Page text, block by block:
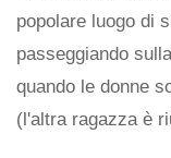
popolare luogo di
passeggiando
quando le donne
(l'altra ragazza è